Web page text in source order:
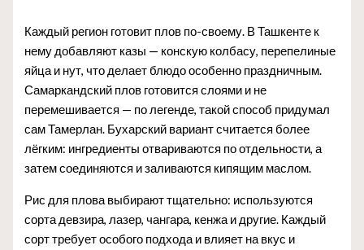
Каждый регион готовит плов по-своему. В Ташкенте к
нему добавляют казы — конскую колбасу, перепелиные
яйца и нут, что делает блюдо особенно праздничным.
Самаркандский плов готовится слоями и не
перемешивается — по легенде, такой способ придумал
сам Тамерлан. Бухарский вариант считается более
лёгким: ингредиенты отвариваются по отдельности, а
затем соединяются и заливаются кипящим маслом.
Рис для плова выбирают тщательно: используются
сорта девзира, лазер, чангара, кенжа и другие. Каждый
сорт требует особого подхода и влияет на вкус и